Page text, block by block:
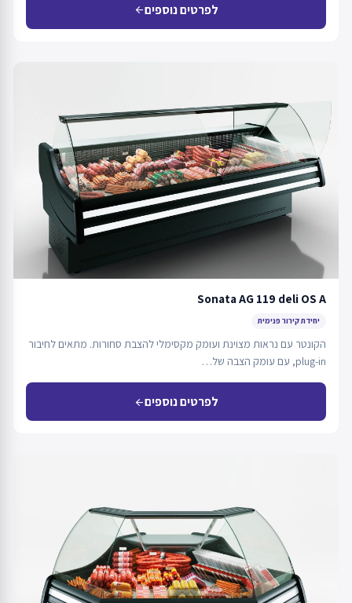
לפרטים נוספיםarrow_back
Sonata AG 119 deli OS A
יחידת קירור פנימית
הקונטר עם נראות מצוינת ועומק מקסימלי להצבת סחורות. מתאים לחיבור
plug-in, עם עומק הצבה של…
לפרטים נוספיםarrow_back